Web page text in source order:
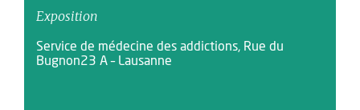
Exposition
Service de médecine des addictions, Rue du
Bugnon23 A – Lausanne